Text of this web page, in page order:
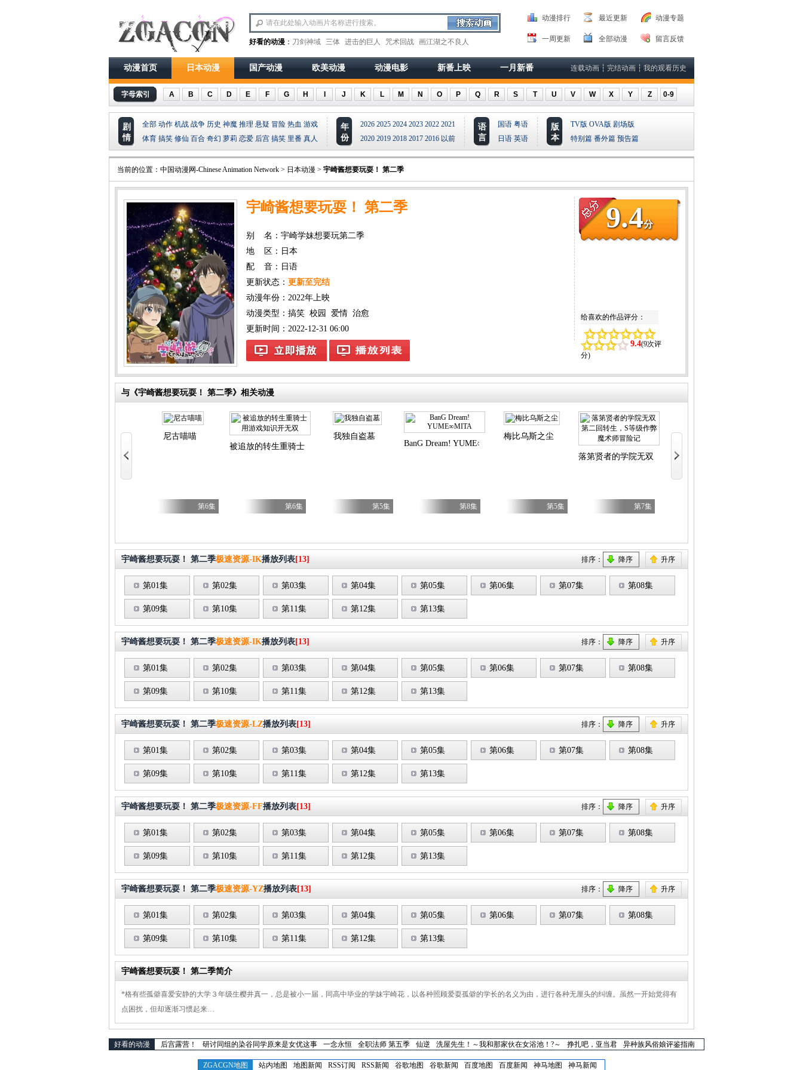
好看的动漫 ： 刀剑神域 三体 进击的巨人 咒术回战 画江湖之不良人
动漫排行 最近更新 动漫专题
一周更新 全部动漫 留言反馈
动漫首页 日本动漫 国产动漫 欧美动漫 动漫电影 新番上映 一月新番 连载动画 ┆ 完结动画 ┆ 我的观看历史
字母索引 A B C D E F G H J K L M N O P Q R S T U V W X Y Z 0-9
剧
情
全部 动作 机战 战争 历史 神魔 推理 悬疑 冒险 热血 游戏
体育 搞笑 修仙 百合 奇幻 萝莉 恋爱 后宫 搞笑 里番 真人
年
份
2026 2025 2024 2023 2022 2021
2020 2019 2018 2017 2016 以前
语
言
国语 粤语
日语 英语
版
本
TV版 OVA版 剧场版
特别篇 番外篇 预告篇
当前的位置： 中国动漫网-Chinese Animation Network > 日本动漫 > 宇崎酱想要玩耍！ 第二季
9.4分
给喜欢的作品评分：
9.4(9次评
分)
宇崎酱想要玩耍！ 第二季
别 名：宇崎学妹想要玩第二季
地 区：日本
配 音：日语
更新状态： 更新至完结
动漫年份： 2022年上映
动漫类型： 搞笑 校园 爱情 治愈
更新时间：2022-12-31 06:00
与《宇崎酱想要玩耍！ 第二季》相关动漫
尼古喵喵
第6集
被追放的转生重骑士用游戏知识开无双
第6集
我独自盗墓
第5集
BanG Dream! YUME∞MITA
第8集
梅比乌斯之尘
第5集
落第贤者的学院无双第二回转生，S等级作弊魔术师冒险记
第7集
LV999的村民
宇崎酱想要玩耍！ 第二季极速资源-IK播放列表[13] 排序： 降序 升序
第01集 第02集 第03集 第04集 第05集 第06集 第07集 第08集
第09集 第10集 第11集 第12集 第13集
宇崎酱想要玩耍！ 第二季极速资源-IK播放列表[13] 排序： 降序 升序
第01集 第02集 第03集 第04集 第05集 第06集 第07集 第08集
第09集 第10集 第11集 第12集 第13集
宇崎酱想要玩耍！ 第二季极速资源-LZ播放列表[13] 排序： 降序 升序
第01集 第02集 第03集 第04集 第05集 第06集 第07集 第08集
第09集 第10集 第11集 第12集 第13集
宇崎酱想要玩耍！ 第二季极速资源-FF播放列表[13] 排序： 降序 升序
第01集 第02集 第03集 第04集 第05集 第06集 第07集 第08集
第09集 第10集 第11集 第12集 第13集
宇崎酱想要玩耍！ 第二季极速资源-YZ播放列表[13] 排序： 降序 升序
第01集 第02集 第03集 第04集 第05集 第06集 第07集 第08集
第09集 第10集 第11集 第12集 第13集
宇崎酱想要玩耍！ 第二季简介
*格有些孤僻喜爱安静的大学３年级生樱井真一，总是被小一届，同高中毕业的学妹宇崎花，以各种照顾爱耍孤僻的学长的名义为由，进行各种无厘头的纠缠。虽然一开始觉得有
点困扰，但却逐渐习惯起来…
好看的动漫 后宫露营！ 研讨同组的染谷同学原来是女优这事 一念永恒 全职法师 第五季 仙逆 洗屋先生！～我和那家伙在女浴池！?～ 挣扎吧，亚当君 异种族风俗娘评鉴指南
ZGACGN地图 站内地图 地图新闻 RSS订阅 RSS新闻 谷歌地图 谷歌新闻 百度地图 百度新闻 神马地图 神马新闻